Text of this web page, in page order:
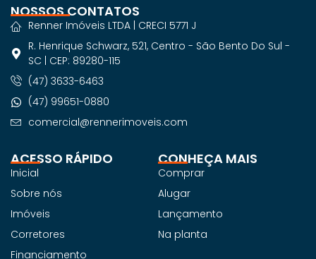
ACESSO RÁPIDO
Inicial
Sobre nós
Imóveis
Corretores
Financiamento
CONHEÇA MAIS
Comprar
Alugar
Lançamento
Na planta
NOSSOS CONTATOS
Renner Imóveis LTDA | CRECI 5771 J
R. Henrique Schwarz, 521, Centro - São Bento Do Sul -
SC | CEP: 89280-115
(47) 3633-6463
(47) 99651-0880
comercial@rennerimoveis.com